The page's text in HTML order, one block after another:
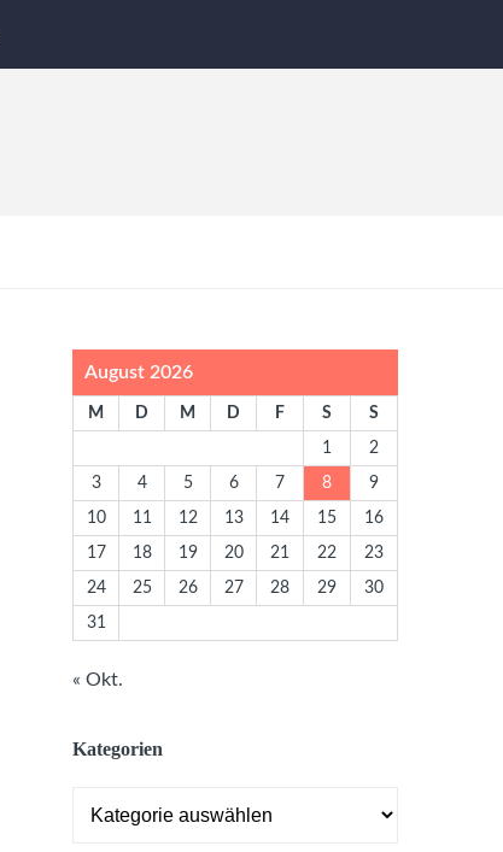
August 2026
M D M D F S S
1 2
3 4 5 6 7 8 9
10 11 12 13 14 15 16
17 18 19 20 21 22 23
24 25 26 27 28 29 30
31
« Okt.
Kategorien